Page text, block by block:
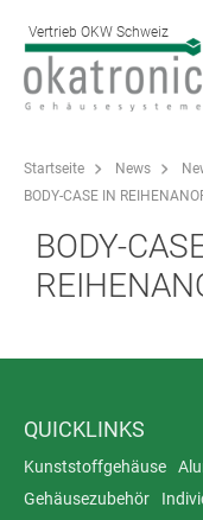
Vertrieb OKW Schweiz
Startseite News
BODY-CASE IN
BODY-
QUICKLINKS
Kunststoffgehäuse
Gehäusezubehör